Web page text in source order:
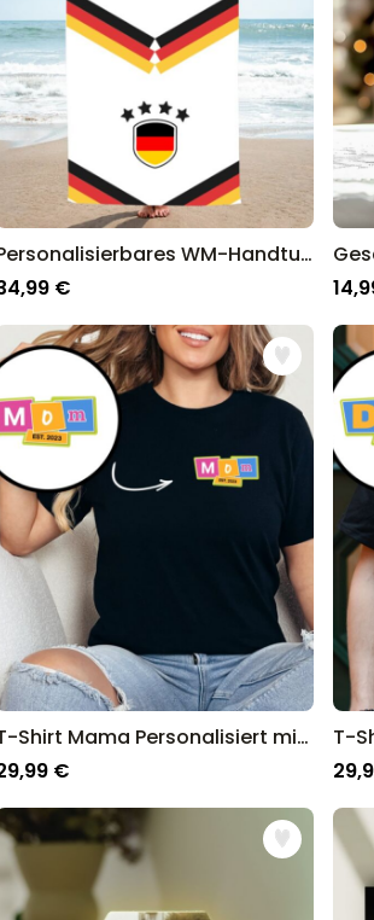
Personalisierbares WM-Handtuch im Trikot-Design mit Text
€
T-Shirt Mama Personalisiert mit Memphis-Design
€